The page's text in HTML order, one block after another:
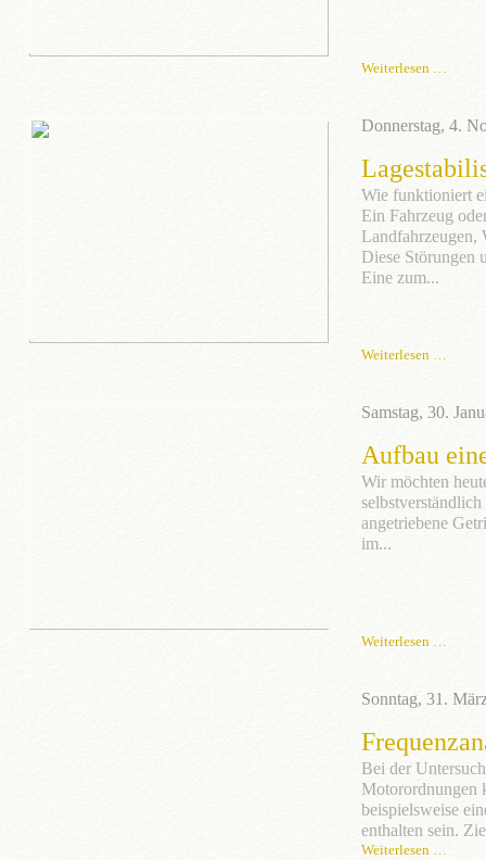
Weiterlesen …
Donnerstag, 4.
Wie funktioniert
Ein Fahrzeug
Landfahrzeugen,
Diese Störungen
Eine zum...
Weiterlesen …
Samstag, 30.
Aufbau
Wir möchten
angetriebene
im...
Weiterlesen …
Sonntag, 31.
Bei der
Motorordnungen
beispielsweise
enthalten sein.
Weiterlesen …